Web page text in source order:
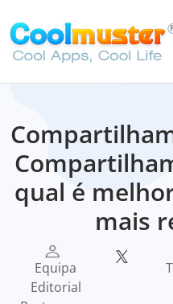
qual é
mais
Equipa
Editorial